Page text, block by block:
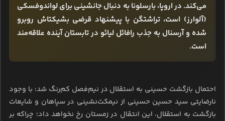
می‌کند. در اروپا، بارسلونا به دنبال جانشینی برای لواندوفسکی
(آلوارز) است، تراشتگن با پیشنهاد قرضی بشیکتاش روبرو
شده و آرسنال به جذب رافائل لیائو در تابستان آینده علاقه‌مند
است.
احتمال بازگشت حسینی به استقلال در نیم‌فصل کم‌رنگ شد: با وجود
نارضایتی سید حسین حسینی از نیمکت‌نشینی در سپاهان و شایعات
بازگشت به استقلال، این انتقال در زمستان رخ نخواهد داد؛ چراکه بر